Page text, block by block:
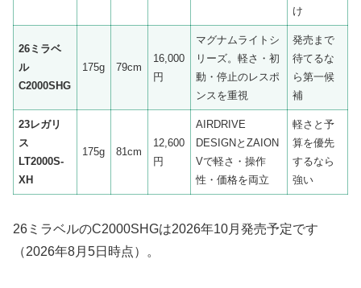
け
26ミラベ
ル
C2000SHG
175g 79cm
16,000
円
マグナムライトシ
リーズ。軽さ・初
動・停止のレスポ
ンスを重視
発売まで
待てるな
ら第一候
補
23レガリ
ス
LT2000S-
XH
175g 81cm
12,600
円
AIRDRIVE
DESIGNとZAION
Vで軽さ・操作
性・価格を両立
軽さと予
算を優先
するなら
強い
26ミラベルのC2000SHGは2026年10月発売予定です
（2026年8月5日時点）。